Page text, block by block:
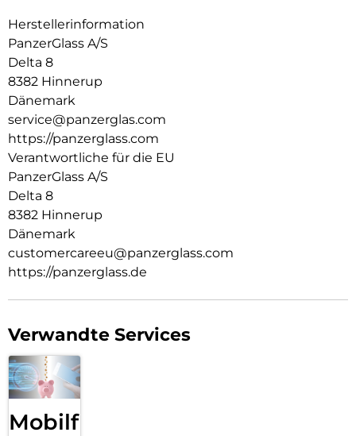
verstärkten Ecken, die den täglichen Stößen und
Erschütterungen standhalten. Dank der integrierten
Halterung für deinen Apple Pencil hast du ihn immer
griffbereit.
Bist du bereit, dein iPad auf das nächste Level zu bringen?
Die iPad Essential Hülle vereint Stil, Vielseitigkeit und Schutz
in einem cleveren Design – gemacht, um mit dir Schritt zu
halten, egal wohin dich der Tag führt.
Herstellerinformation
PanzerGlass A/S
Delta 8
8382 Hinnerup
Dänemark
service@panzerglas.com
https://panzerglass.com
Verantwortliche für die EU
PanzerGlass A/S
Delta 8
8382 Hinnerup
Dänemark
customercareeu@panzerglass.com
https://panzerglass.de
Verwandte Services
Mobilfunk